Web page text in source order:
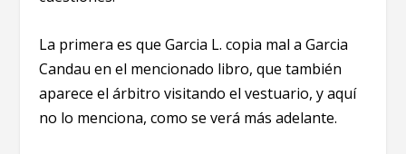
La primera es que Garcia L. copia mal a Garcia
Candau en el mencionado libro, que también
aparece el árbitro visitando el vestuario, y aquí
no lo menciona, como se verá más adelante.